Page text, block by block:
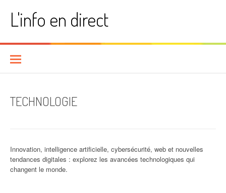
contenuL'info en direct
TECHNOLOGIE
Innovation, intelligence artificielle, cybersécurité, web et nouvelles
tendances digitales : explorez les avancées technologiques qui
changent le monde.